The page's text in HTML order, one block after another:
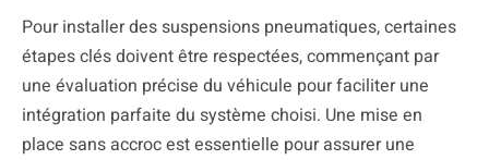
Pour installer des suspensions pneumatiques, certaines
étapes clés doivent être respectées, commençant par
une évaluation précise du véhicule pour faciliter une
intégration parfaite du système choisi. Une mise en
place sans accroc est essentielle pour assurer une